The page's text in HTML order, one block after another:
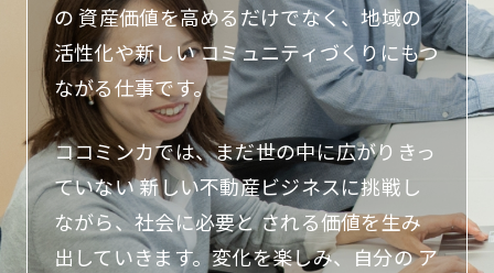
の資産価値を高めるだけでなく、地域の
活性化や新しいコミュニティづくりにもつ
ながる仕事です。
ココミンカでは、まだ世の中に広がりきっ
ていない新しい不動産ビジネスに挑戦し
ながら、社会に必要とされる価値を生み
出していきます。変化を楽しみ、自分のア